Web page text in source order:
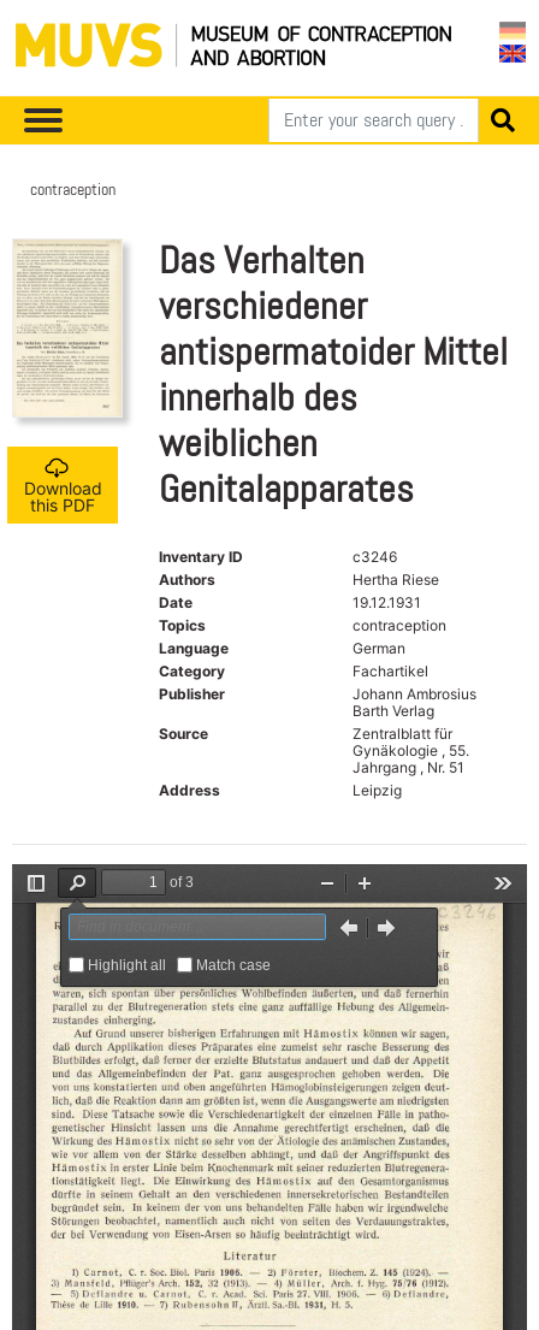
contraception
Download
this PDF
Das Verhalten
verschiedener
antispermatoider Mittel
innerhalb des
weiblichen
Genitalapparates
Inventary ID
c3246
Authors
Hertha Riese
Date
19.12.1931
Topics
contraception
Language
German
Category
Fachartikel
Publisher
Johann Ambrosius
Barth Verlag
Source
Zentralblatt für
Gynäkologie , 55.
Jahrgang , Nr. 51
Address
Leipzig